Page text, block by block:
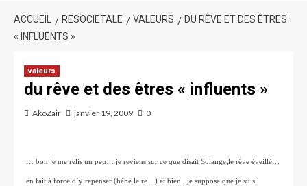
ACCUEIL RESOCIETALE VALEURS
DU RÊVE ET DES ÊTRES
« INFLUENTS »
valeurs
du rêve et des êtres « influents »
AkoZair janvier 19, 2009 0
… bon je me relis un peu… je reviens sur ce que disait Solange,le rêve éveillé…
en fait à force d’y repenser (héhé le re…) et bien , je suppose que je suis